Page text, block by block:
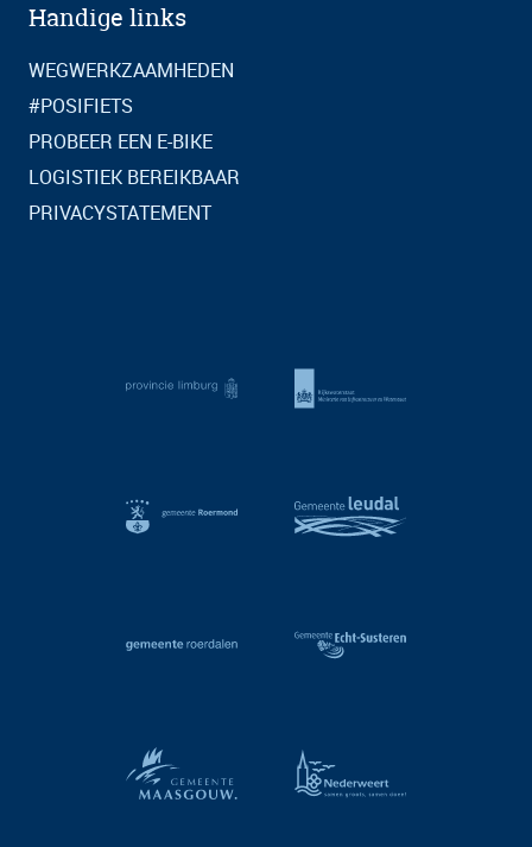
Handige links
WEGWERKZAAMHEDEN
#POSIFIETS
PROBEER EEN E-BIKE
LOGISTIEK BEREIKBAAR
PRIVACYSTATEMENT